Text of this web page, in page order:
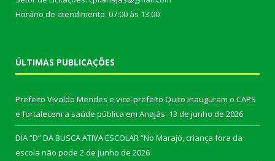
Horário de atendimento: 07:00 às 13:00
ÚLTIMAS PUBLICAÇÕES
Prefeito Vivaldo Mendes e vice-prefeito Quito inauguram o CAPS
e fortalecem a saúde pública em Anajás. 13 de junho de 2026
DIA “D” DA BUSCA ATIVA ESCOLAR “No Marajó, criança fora da
escola não pode 2 de junho de 2026